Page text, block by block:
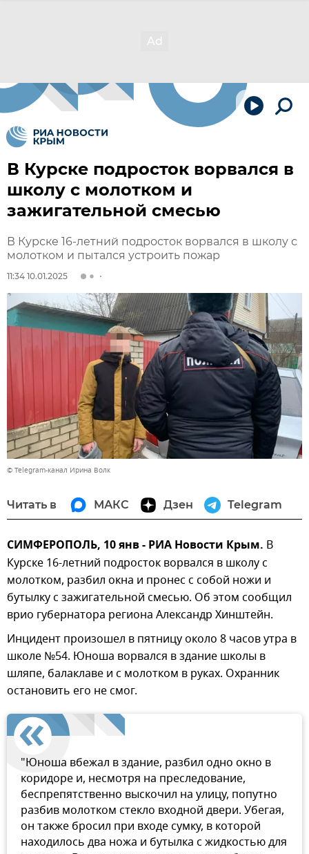
В Курске подросток ворвался в
школу с молотком и
зажигательной смесью
В Курске 16-летний подросток ворвался в школу с
молотком и пытался устроить пожар
11:34 10.01.2025
© Telegram-канал Ирина Волк
Читать в МАКС Дзен Telegram
СИМФЕРОПОЛЬ, 10 янв - РИА Новости Крым. В
Курске 16-летний подросток ворвался в школу с
молотком, разбил окна и пронес с собой ножи и
бутылку с зажигательной смесью. Об этом сообщил
врио губернатора региона Александр Хинштейн.
Инцидент произошел в пятницу около 8 часов утра в
школе №54. Юноша ворвался в здание школы в
шляпе, балаклаве и с молотком в руках. Охранник
остановить его не смог.
"Юноша вбежал в здание, разбил одно окно в
коридоре и, несмотря на преследование,
беспрепятственно выскочил на улицу, попутно
разбив молотком стекло входной двери. Убегая,
он также бросил при входе сумку, в которой
находилось два ножа и бутылка с жидкостью для